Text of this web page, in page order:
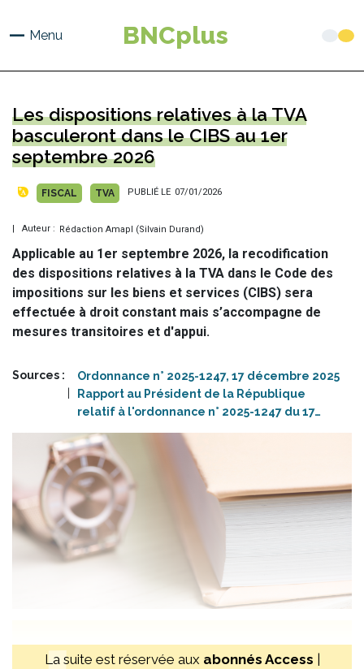
principal
Menu BNCplus
Les dispositions relatives à la TVA
basculeront dans le CIBS au 1er
septembre 2026
FISCAL TVA PUBLIÉ LE 07/01/2026
| Auteur : Rédaction Amapl (Silvain Durand)
Applicable au 1er septembre 2026, la recodification
des dispositions relatives à la TVA dans le Code des
impositions sur les biens et services (CIBS) sera
effectuée à droit constant mais s’accompagne de
mesures transitoires et d'appui.
Sources
Ordonnance n° 2025-1247, 17 décembre 2025
Rapport au Président de la République
relatif à l'ordonnance n° 2025-1247 du 17…
La suite est réservée aux abonnés Access